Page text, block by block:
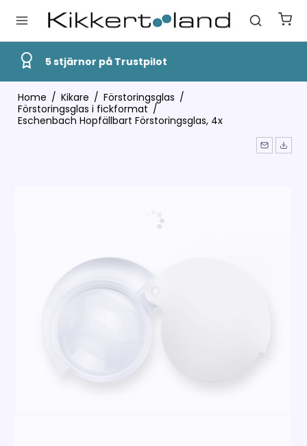
Snabb Leverans
Home / Kikare / Förstoringsglas /
Förstoringsglas i fickformat /
Eschenbach Hopfällbart Förstoringsglas, 4x